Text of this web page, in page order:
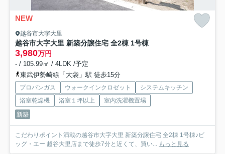
NEW
越谷市大字大里
越谷市大字大里 新築分譲住宅 全2棟 1号棟
3,980万円
- / 105.99㎡ / 4LDK /予定
東武伊勢崎線「大袋」駅 徒歩15分
プロパンガス ウォークインクロゼット
システムキッチン
浴室乾燥機
浴室１坪以上
室内洗濯機置場
新築
こだわりポイント満載の越谷市大字大里 新築分譲住宅 全2棟 1号棟♪ビ
ッグ・エー 越谷大里店まで徒歩7分と近くて、買い... もっと見る